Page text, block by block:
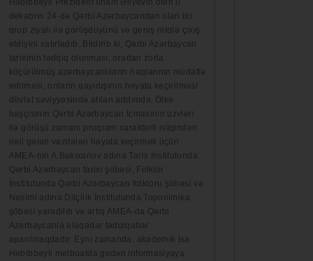
dekabrın 24-də Qərbi Azərbaycandan olan bir
qrup ziyalı ilə görüşdüyünü və geniş nitqlə çıxış
etdiyini xatırladıb. Bildirib ki, Qərbi Azərbaycan
tarixinin tədqiq olunması, oradan zorla
köçürülmüş azərbaycanlıların haqlarının müdafiə
edilməsi, onların qayıdışının həyata keçirilməsi
dövlət səviyyəsində atılan addımdır. Ölkə
başçısının Qərbi Azərbaycan İcmasının üzvləri
ilə görüşü zamanı proqram xarakterli nitqindən
irəli gələn vəzifələri həyata keçirmək üçün
AMEA-nın A.Bakıxanov adına Tarix İnstitutunda
Qərbi Azərbaycan tarixi şöbəsi, Folklor
İnstitutunda Qərbi Azərbaycan folkloru şöbəsi və
Nəsimi adına Dilçilik İnstitutunda Toponimika
şöbəsi yaradılıb və artıq AMEA-da Qərbi
Azərbaycanla əlaqədar tədqiqatlar
aparılmaqdadır. Eyni zamanda, akademik İsa
Həbibbəyli mətbuatda gedən informasiyaya